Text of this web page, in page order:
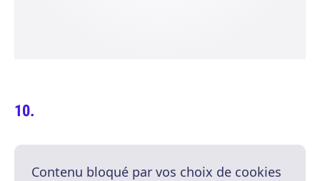
Contenu bloqué par vos choix de cookies